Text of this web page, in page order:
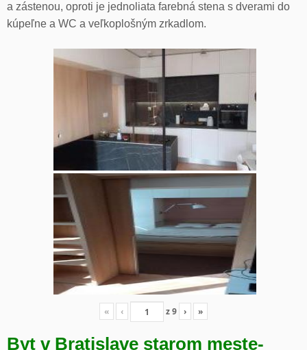
a zástenou, oproti je jednoliata farebná stena s dverami do
kúpeľne a WC a veľkoplošným zrkadlom.
« ‹ z9 › »
Byt v Bratislave starom meste-